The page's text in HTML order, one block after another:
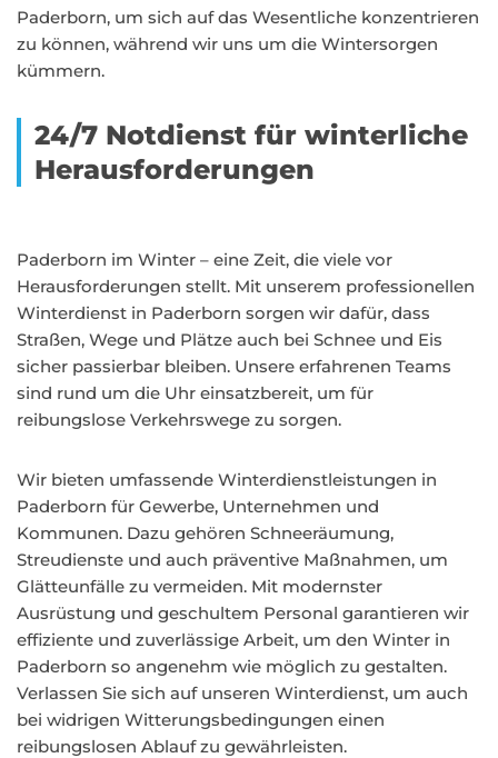
Paderborn, um sich auf das Wesentliche konzentrieren
zu können, während wir uns um die Wintersorgen
kümmern.
24/7 Notdienst für winterliche
Herausforderungen
Paderborn im Winter – eine Zeit, die viele vor
Herausforderungen stellt. Mit unserem professionellen
Winterdienst in Paderborn sorgen wir dafür, dass
Straßen, Wege und Plätze auch bei Schnee und Eis
sicher passierbar bleiben. Unsere erfahrenen Teams
sind rund um die Uhr einsatzbereit, um für
reibungslose Verkehrswege zu sorgen.
Wir bieten umfassende Winterdienstleistungen in
Paderborn für Gewerbe, Unternehmen und
Kommunen. Dazu gehören Schneeräumung,
Streudienste und auch präventive Maßnahmen, um
Glätteunfälle zu vermeiden. Mit modernster
Ausrüstung und geschultem Personal garantieren wir
effiziente und zuverlässige Arbeit, um den Winter in
Paderborn so angenehm wie möglich zu gestalten.
Verlassen Sie sich auf unseren Winterdienst, um auch
bei widrigen Witterungsbedingungen einen
reibungslosen Ablauf zu gewährleisten.